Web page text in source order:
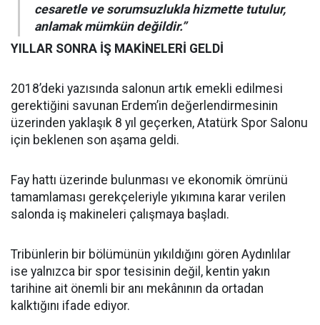
cesaretle ve sorumsuzlukla hizmette tutulur,
anlamak mümkün değildir.”
YILLAR SONRA İŞ MAKİNELERİ GELDİ
2018’deki yazısında salonun artık emekli edilmesi
gerektiğini savunan Erdem’in değerlendirmesinin
üzerinden yaklaşık 8 yıl geçerken, Atatürk Spor Salonu
için beklenen son aşama geldi.
Fay hattı üzerinde bulunması ve ekonomik ömrünü
tamamlaması gerekçeleriyle yıkımına karar verilen
salonda iş makineleri çalışmaya başladı.
Tribünlerin bir bölümünün yıkıldığını gören Aydınlılar
ise yalnızca bir spor tesisinin değil, kentin yakın
tarihine ait önemli bir anı mekânının da ortadan
kalktığını ifade ediyor.